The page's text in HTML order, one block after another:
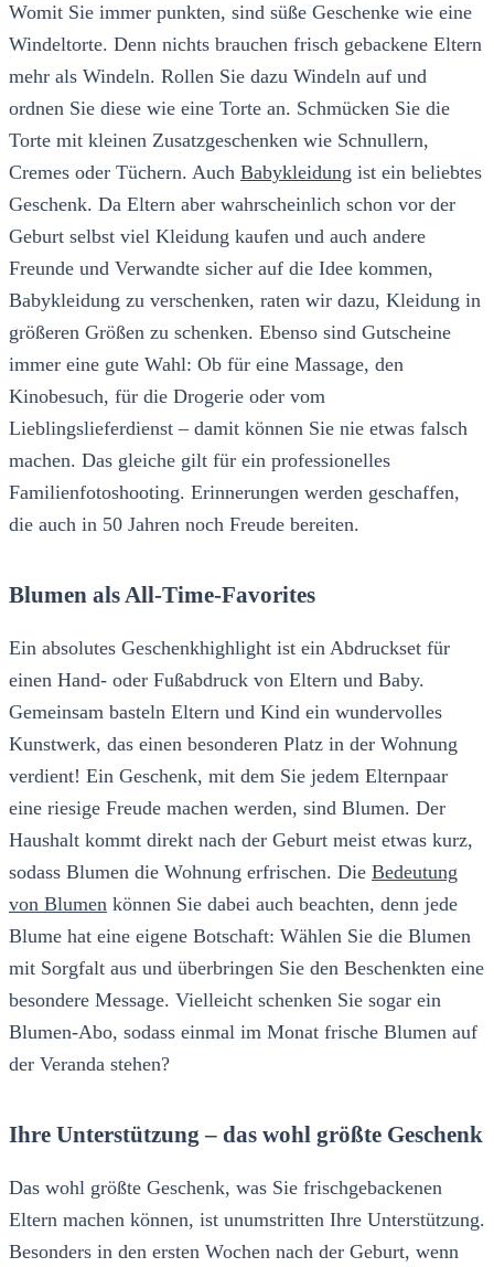
Womit Sie immer punkten, sind süße Geschenke wie eine
Windeltorte. Denn nichts brauchen frisch gebackene Eltern
mehr als Windeln. Rollen Sie dazu Windeln auf und
ordnen Sie diese wie eine Torte an. Schmücken Sie die
Torte mit kleinen Zusatzgeschenken wie Schnullern,
Cremes oder Tüchern. Auch Babykleidung ist ein beliebtes
Geschenk. Da Eltern aber wahrscheinlich schon vor der
Geburt selbst viel Kleidung kaufen und auch andere
Freunde und Verwandte sicher auf die Idee kommen,
Babykleidung zu verschenken, raten wir dazu, Kleidung in
größeren Größen zu schenken. Ebenso sind Gutscheine
immer eine gute Wahl: Ob für eine Massage, den
Kinobesuch, für die Drogerie oder vom
Lieblingslieferdienst – damit können Sie nie etwas falsch
machen. Das gleiche gilt für ein professionelles
Familienfotoshooting. Erinnerungen werden geschaffen,
die auch in 50 Jahren noch Freude bereiten.
Blumen als All-Time-Favorites
Ein absolutes Geschenkhighlight ist ein Abdruckset für
einen Hand- oder Fußabdruck von Eltern und Baby.
Gemeinsam basteln Eltern und Kind ein wundervolles
Kunstwerk, das einen besonderen Platz in der Wohnung
verdient! Ein Geschenk, mit dem Sie jedem Elternpaar
eine riesige Freude machen werden, sind Blumen. Der
Haushalt kommt direkt nach der Geburt meist etwas kurz,
sodass Blumen die Wohnung erfrischen. Die Bedeutung
von Blumen können Sie dabei auch beachten, denn jede
Blume hat eine eigene Botschaft: Wählen Sie die Blumen
mit Sorgfalt aus und überbringen Sie den Beschenkten eine
besondere Message. Vielleicht schenken Sie sogar ein
Blumen-Abo, sodass einmal im Monat frische Blumen auf
der Veranda stehen?
Ihre Unterstützung – das wohl größte Geschenk
Das wohl größte Geschenk, was Sie frischgebackenen
Eltern machen können, ist unumstritten Ihre Unterstützung.
Besonders in den ersten Wochen nach der Geburt, wenn